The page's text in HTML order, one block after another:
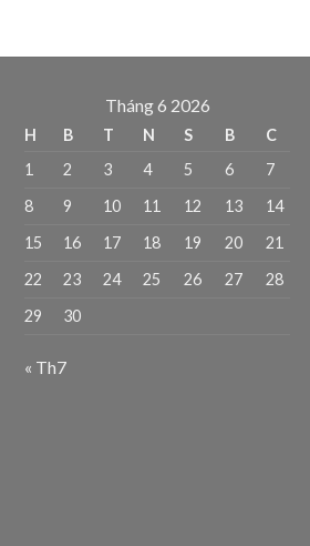
Tháng 6 2026
H B T N S B
C
1
2 3 4 5 6
7
8
9 10 11 12 13
14
15
16 17 18 19 20
21
22
23 24 25 26 27
28
29
30
« Th7